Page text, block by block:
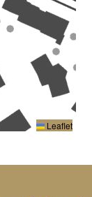
Leaflet